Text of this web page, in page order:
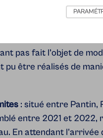
pas fait l’objet de
pu être réalisés de
: situé entre Pantin,
entre 2021 et 2022,
En attendant l'arrivée